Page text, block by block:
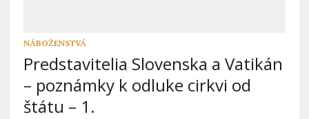
NÁBOŽENSTVÁ
Predstavitelia Slovenska a Vatikán
– poznámky k odluke cirkvi od
štátu – 1.